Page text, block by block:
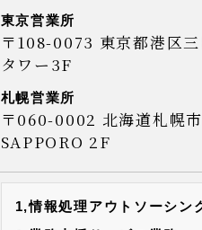
東京営業所
〒108-0073 東京都港区
タワー3F
札幌営業所
〒060-0002 北海道札幌
SAPPORO 2F
1,情報処理アウトソーシン